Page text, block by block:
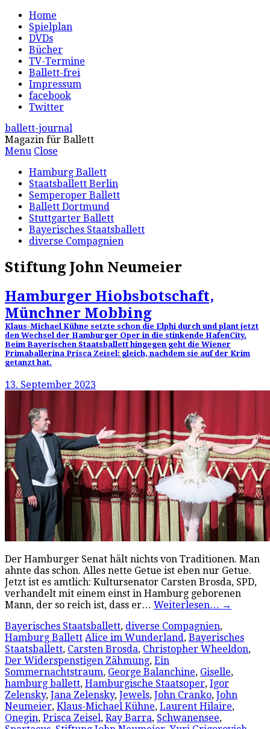
Home
Spielplan
DVDs
Bücher
TV-Termine
Ballett-frei
Impressum
facebook
Twitter
ballett-journal
Magazin für Ballett
Menu Close
Hamburg Ballett
Staatsballett Berlin
Semperoper Ballett
Ballett Dortmund
Stuttgarter Ballett
Bayerisches Staatsballett
diverse Compagnien
Stiftung John Neumeier
Hamburger Hiobsbotschaft,
Münchner Mobbing
Klaus-Michael Kühne setzte schon die Elphi durch und plant jetzt
den Wechsel der Hamburger Oper in die stinkende HafenCity.
Beim Bayerischen Staatsballett hingegen geht die Wiener
Primaballerina Prisca Zeisel: gleich, nachdem sie auf der Krim
getanzt hat.
13. September 2023
Der Hamburger Senat hält nichts von Traditionen. Man
ahnte das schon. Alles nette Getue ist eben nur Getue.
Jetzt ist es amtlich: Kultursenator Carsten Brosda, SPD,
verhandelt mit einem einst in Hamburg geborenen
Mann, der so reich ist, dass er… Weiterlesen… →
Bayerisches Staatsballett, diverse Compagnien,
Hamburg Ballett Alice im Wunderland, Bayerisches
Staatsballett, Carsten Brosda, Christopher Wheeldon,
Der Widerspenstigen Zähmung, Ein
Sommernachtstraum, George Balanchine, Giselle,
hamburg ballett, Hamburgische Staatsoper, Igor
Zelensky, Jana Zelensky, Jewels, John Cranko, John
Neumeier, Klaus-Michael Kühne, Laurent Hilaire,
Onegin, Prisca Zeisel, Ray Barra, Schwanensee,